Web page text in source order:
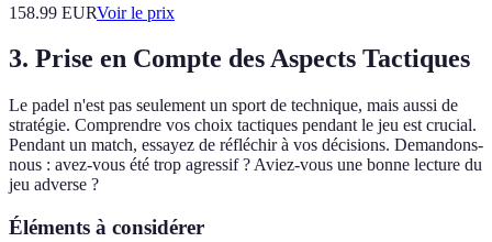
158.99 EURVoir le prix
3. Prise en Compte des Aspects Tactiques
Le padel n'est pas seulement un sport de technique, mais aussi de
stratégie. Comprendre vos choix tactiques pendant le jeu est crucial.
Pendant un match, essayez de réfléchir à vos décisions. Demandons-
nous : avez-vous été trop agressif ? Aviez-vous une bonne lecture du
jeu adverse ?
Éléments à considérer